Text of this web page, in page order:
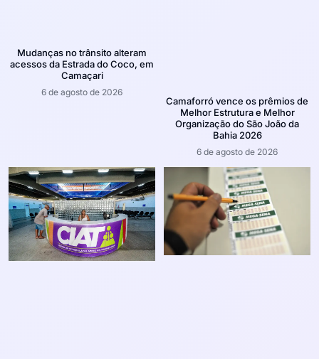
Mudanças no trânsito alteram
acessos da Estrada do Coco, em
Camaçari
6 de agosto de 2026
Camaforró vence os prêmios de
Melhor Estrutura e Melhor
Organização do São João da
Bahia 2026
6 de agosto de 2026